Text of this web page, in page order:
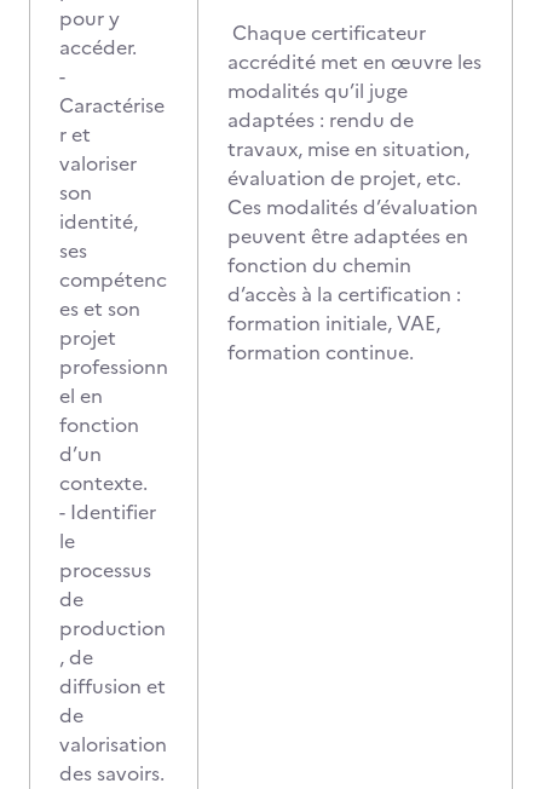
pour y
accéder.
-
Caractérise
r et
valoriser
son
identité,
ses
compétenc
es et son
projet
professionn
el en
fonction
d’un
contexte.
- Identifier
le
processus
de
production
, de
diffusion et
de
valorisation
des savoirs.
Chaque certificateur
accrédité met en œuvre les
modalités qu’il juge
adaptées : rendu de
travaux, mise en situation,
évaluation de projet, etc.
Ces modalités d’évaluation
peuvent être adaptées en
fonction du chemin
d’accès à la certification :
formation initiale, VAE,
formation continue.